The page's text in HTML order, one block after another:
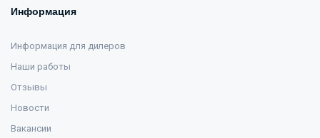
Информация
Информация для дилеров
Наши работы
Отзывы
Новости
Вакансии